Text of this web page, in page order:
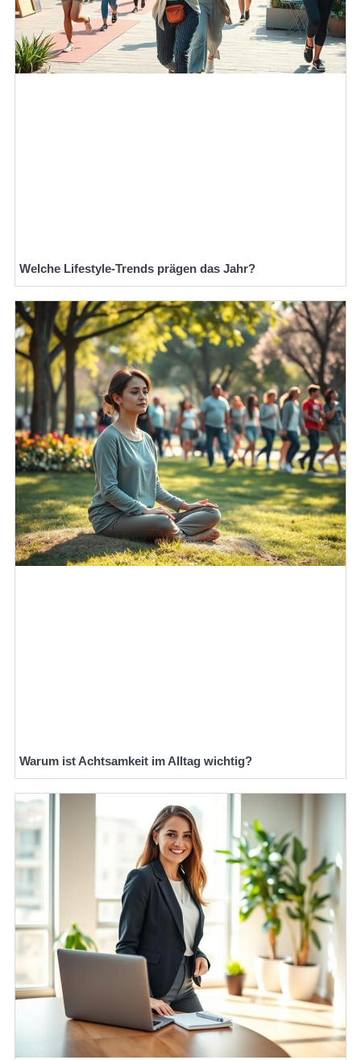
Welche Lifestyle-Trends prägen das Jahr?
Warum ist Achtsamkeit im Alltag wichtig?